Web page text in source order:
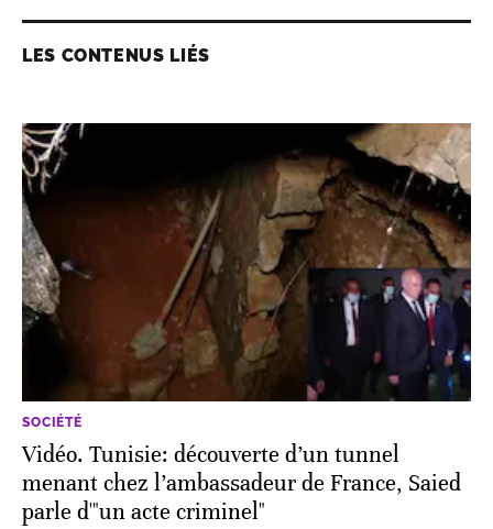
LES CONTENUS LIÉS
SOCIÉTÉ
Vidéo. Tunisie: découverte d’un tunnel
menant chez l’ambassadeur de France, Saied
parle d'"un acte criminel"